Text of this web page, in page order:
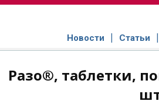
Новости Статьи
Разо®, таблетки,